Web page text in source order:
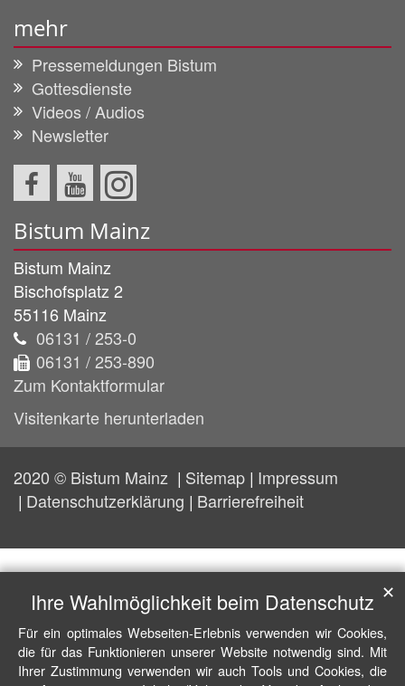
mehr
Pressemeldungen Bistum
Gottesdienste
Videos / Audios
Newsletter
Bistum Mainz
Bistum Mainz
Bischofsplatz 2
55116 Mainz
06131 / 253-0
06131 / 253-890
Zum Kontaktformular
Visitenkarte herunterladen
2020 © Bistum Mainz Sitemap Impressum
Datenschutzerklärung
Barrierefreiheit
Ihre Wahlmöglichkeit beim Datenschutz
Für ein optimales Webseiten-Erlebnis verwenden wir Cookies,
die für das Funktionieren unserer Website notwendig sind. Mit
Ihrer Zustimmung verwenden wir auch Tools und Cookies, die
✕